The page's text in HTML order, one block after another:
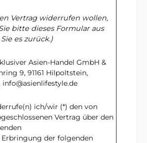
Vertrag widerrufen wollen,
bitte dieses Formular aus
es zurück.)
Asien-Handel GmbH &
9, 91161 Hilpoltstein,
ich/wir (*) den von
Vertrag über den
Erbringung der folgenden